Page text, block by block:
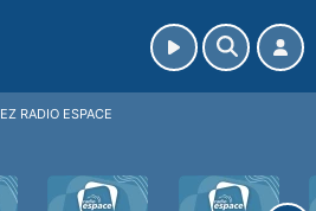
RADIO ESPACE